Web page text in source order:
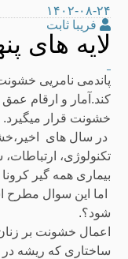
۱۴۰۲-۰۸-۲۴
فریبا ثابت
لایه های
پاندمی نامریی
کند.آمار و ارقام
خشونت قرار میگیرد.
در سال های
تکنولوژی،
بیماری همه گیر
اما این سوال
شود؟.
اعمال خشونت بر
ساختاری که ریشه در